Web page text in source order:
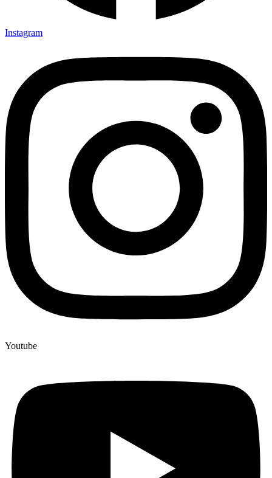
Instagram
Youtube